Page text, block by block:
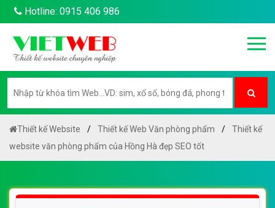
Hotline: 0915 406 986
Thiết kế Website Thiết kế Web Văn phòng phẩm
Thiết kế
website văn phòng phẩm của Hồng Hà đẹp SEO tốt